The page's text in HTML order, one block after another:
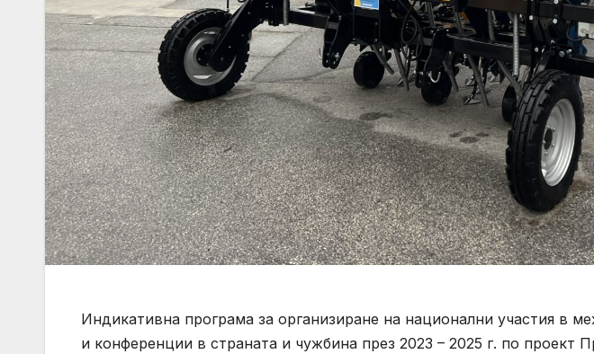
Индикативна програма за организиране на национални участия в
и конференции в страната и чужбина през 2023 – 2025 г. по проект